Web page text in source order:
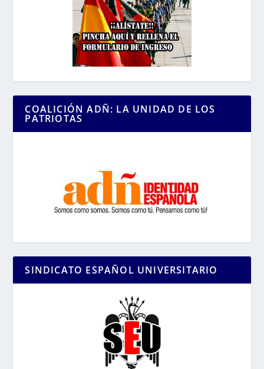
COALICIÓN ADÑ: LA UNIDAD DE LOS
PATRIOTAS
SINDICATO ESPAÑOL UNIVERSITARIO